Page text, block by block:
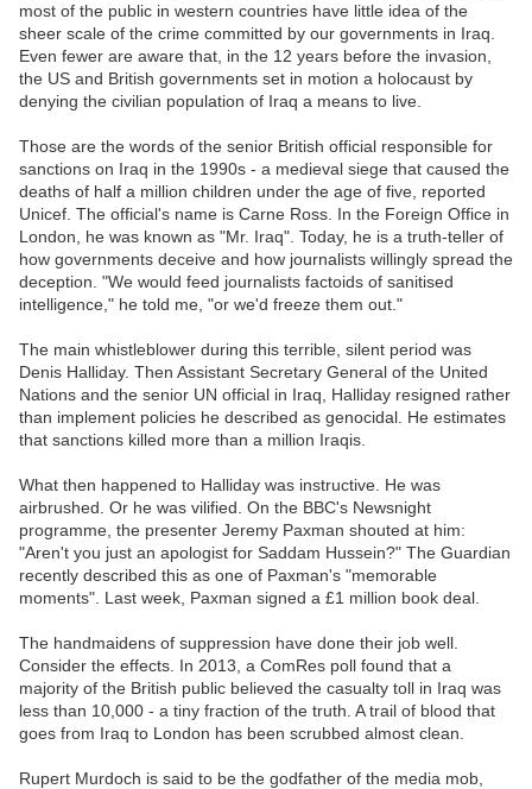
most of the public in western countries have little idea of the
sheer scale of the crime committed by our governments in Iraq.
Even fewer are aware that, in the 12 years before the invasion,
the US and British governments set in motion a holocaust by
denying the civilian population of Iraq a means to live.
Those are the words of the senior British official responsible for
sanctions on Iraq in the 1990s - a medieval siege that caused the
deaths of half a million children under the age of five, reported
Unicef. The official's name is Carne Ross. In the Foreign Office in
London, he was known as "Mr. Iraq". Today, he is a truth-teller of
how governments deceive and how journalists willingly spread the
deception. "We would feed journalists factoids of sanitised
intelligence," he told me, "or we'd freeze them out."
The main whistleblower during this terrible, silent period was
Denis Halliday. Then Assistant Secretary General of the United
Nations and the senior UN official in Iraq, Halliday resigned rather
than implement policies he described as genocidal. He estimates
that sanctions killed more than a million Iraqis.
What then happened to Halliday was instructive. He was
airbrushed. Or he was vilified. On the BBC's Newsnight
programme, the presenter Jeremy Paxman shouted at him:
"Aren't you just an apologist for Saddam Hussein?" The Guardian
recently described this as one of Paxman's "memorable
moments". Last week, Paxman signed a £1 million book deal.
The handmaidens of suppression have done their job well.
Consider the effects. In 2013, a ComRes poll found that a
majority of the British public believed the casualty toll in Iraq was
less than 10,000 - a tiny fraction of the truth. A trail of blood that
goes from Iraq to London has been scrubbed almost clean.
Rupert Murdoch is said to be the godfather of the media mob,